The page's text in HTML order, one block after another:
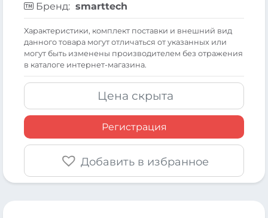
Бренд: smarttech
Xарактеристики, комплект поставки и внешний вид
данного товара могут отличаться от указанных или
могут быть изменены производителем без отражения
в каталоге интернет-магазина.
Цена скрыта
Регистрация
Добавить в избранное